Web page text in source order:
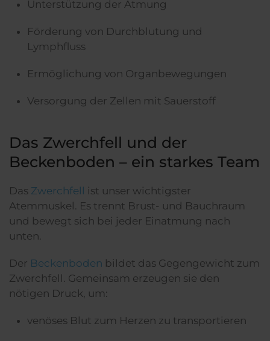
Unterstützung der Atmung
Förderung von Durchblutung und
Lymphfluss
Ermöglichung von Organbewegungen
Versorgung der Zellen mit Sauerstoff
Das Zwerchfell und der
Beckenboden – ein starkes Team
Das Zwerchfell
ist unser wichtigster
Atemmuskel. Es trennt Brust- und Bauchraum
und bewegt sich bei jeder Einatmung nach
unten.
Der Beckenboden bildet das Gegengewicht zum
Zwerchfell. Gemeinsam erzeugen sie den
nötigen Druck, um:
venöses Blut zum Herzen zu transportieren